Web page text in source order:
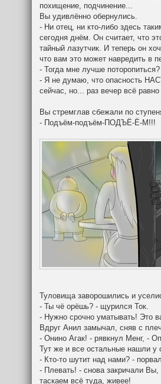
похищение, подчинение...
Вы удивлённо обернулись.
- Ни отец, ни кто-либо здесь
сегодня днём. Он считает, что
тайный лазутчик. И теперь он
что вам это может навредить в
- Тогда мне лучше поторопиться?
- Я не думаю, что опасность
сейчас, но... раз вечер всё
Вы стремглав сбежали по
- Подъём-подъём-ПОДЪЁ-Ё-М!!!
Туловища заворошились и
- Ты чё орёшь? - щурился Ток.
- Нужно срочно уматывать! Это
Вдруг Анил замычал, сняв с
- Онино Агак! - рявкнул Менг, -
Тут же и все остальные нашли у
- Кто-то шутит над нами? -
- Плевать! - снова закричали
таскаем всё туда, живее!